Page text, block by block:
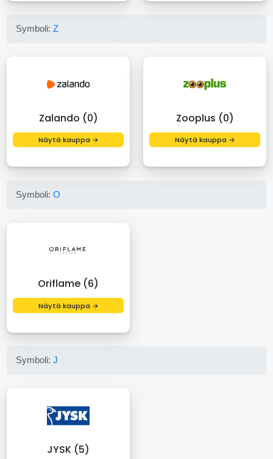
Symboli:Z
Zalando (0)
Näytä kauppa →
Zooplus (0)
Näytä kauppa →
Symboli:O
Oriflame (6)
Näytä kauppa →
Symboli:J
JYSK (5)